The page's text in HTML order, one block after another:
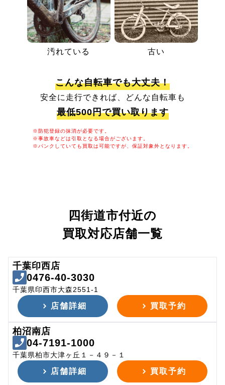
汚れている 古い
こんな自転車でも大丈夫！
安全に走行できれば、どんな自転車も
最低500円で買い取ります
※防犯登録の抹消が必要です。
※事故車などは引取となる場合がございます。
※パンクしていても買取は可能ですが、保証対象外となります。
四街道市付近の
買取対応店舗一覧
千葉印西店
0476-40-3030
千葉県印西市大森2551-1
店舗詳細 買取予約
柏沼南店
04-7191-1000
千葉県柏市大津ヶ丘１－４９－１
店舗詳細 買取予約